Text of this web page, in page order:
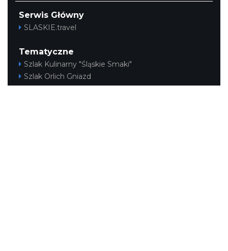
Serwis Główny
SLASKIE.travel
Tematyczne
Szlak Kulinarny "Śląskie Smaki"
Szlak Orlich Gniazd